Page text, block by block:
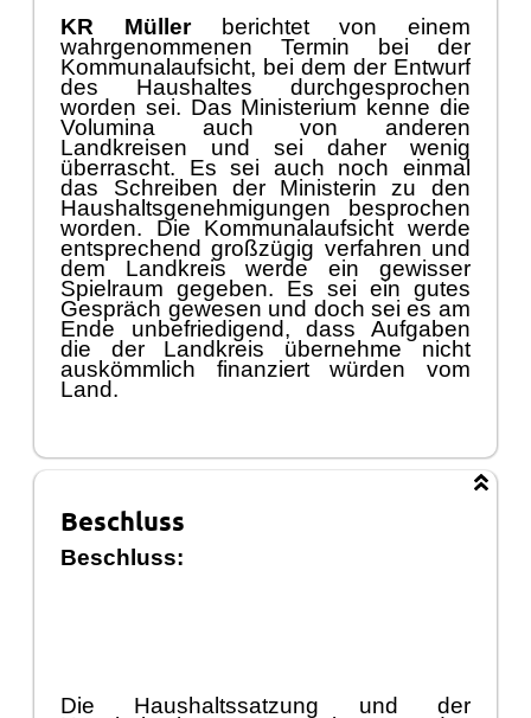
KR Mü llerberichtet von einem
wahrgenommenen Termin bei der
Kommunalaufsicht, bei dem der Entwurf
des Haushaltes durchgesprochen
worden sei. Das Ministerium kenne die
Volumina auch von anderen
Landkreisen und sei daher wenig
überrascht. Es sei auch noch einmal
das Schreiben der Ministerin zu den
Haushaltsgenehmigungen besprochen
worden. Die Kommunalaufsicht werde
entsprechend großzügig verfahren und
dem Landkreis werde ein gewisser
Spielraum gegeben. Es sei ein gutes
Gespräch gewesen und doch sei es am
Ende unbefriedigend, dass Aufgaben
die der Landkreis übernehme nicht
auskömmlich finanziert würden vom
Land.
Beschluss
Beschluss:
Die Haushaltssatzung und der